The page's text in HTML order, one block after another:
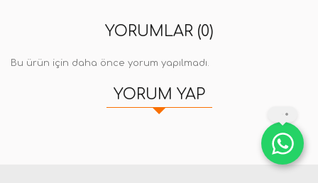
YORUMLAR (0)
Bu ürün için daha önce yorum yapılmadı.
YORUM YAP